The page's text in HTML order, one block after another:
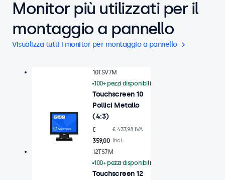
Monitor più utilizzati per il
montaggio a pannello
Visualizza tutti i monitor per montaggio a pannello
Touchscreen 10
Pollici Metallo
(4:3)
10TSV7M
100+ pezzi disponibili
€
359,00
€ 437,98 IVA
incl.
Touchscreen 12
12TS7M
100+ pezzi disponibili